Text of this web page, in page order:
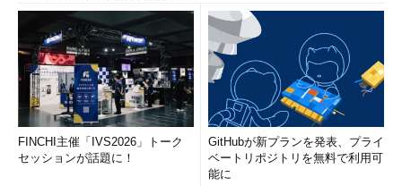
FINCHI主催「IVS2026」トーク
セッションが話題に！
GitHubが新プランを発表、プライ
ベートリポジトリを無料で利用可
能に